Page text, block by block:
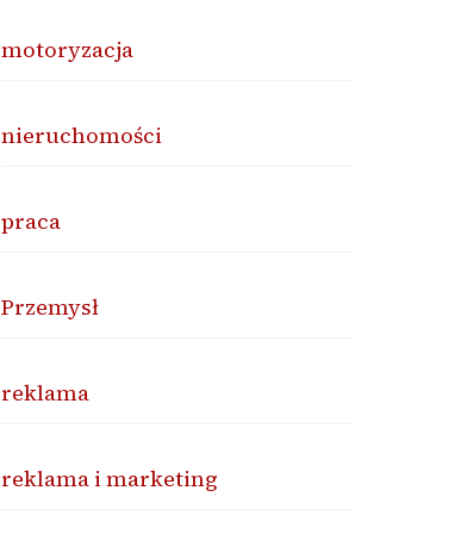
motoryzacja
nieruchomości
praca
Przemysł
reklama
reklama i marketing